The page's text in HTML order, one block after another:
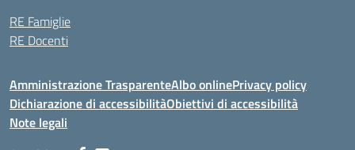
RE Famiglie
RE Docenti
Amministrazione TrasparenteAlbo onlinePrivacy policy
Dichiarazione di accessibilitàObiettivi di accessibilità
Note legali